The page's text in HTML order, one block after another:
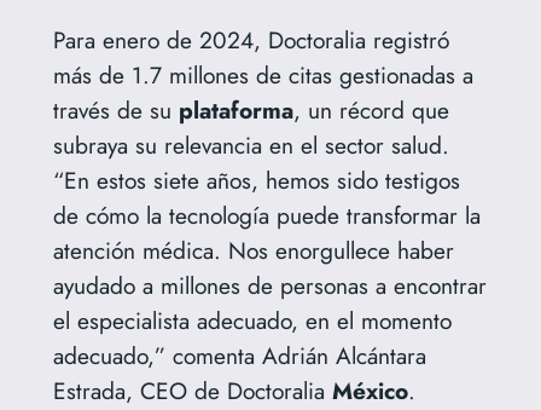
Para enero de 2024, Doctoralia registró
más de 1.7 millones de citas gestionadas a
través de su plataforma, un récord que
subraya su relevancia en el sector salud.
“En estos siete años, hemos sido testigos
de cómo la tecnología puede transformar la
atención médica. Nos enorgullece haber
ayudado a millones de personas a encontrar
el especialista adecuado, en el momento
adecuado,” comenta Adrián Alcántara
Estrada, CEO de Doctoralia México.